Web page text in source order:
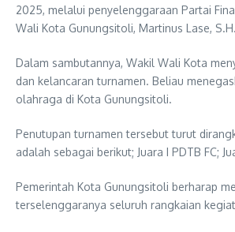
2025, melalui penyelenggaraan Partai
Wali Kota Gunungsitoli, Martinus Lase,
Dalam sambutannya, Wakil Wali Kota
dan kelancaran turnamen. Beliau
olahraga di Kota Gunungsitoli.
Penutupan turnamen tersebut turut
adalah sebagai berikut; Juara I PDTB FC;
Pemerintah Kota Gunungsitoli berharap
terselenggaranya seluruh rangkaian